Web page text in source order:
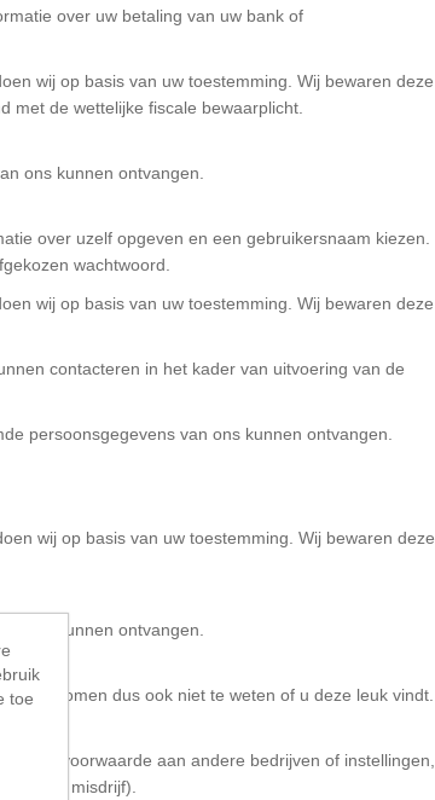
over uw betaling van uw bank of
wij op basis van uw toestemming. Wij bewaren deze
met de wettelijke fiscale bewaarplicht.
ons kunnen ontvangen.
over uzelf opgeven en een gebruikersnaam kiezen.
wachtwoord.
wij op basis van uw toestemming. Wij bewaren deze
contacteren in het kader van uitvoering van de
persoonsgegevens van ons kunnen ontvangen.
wij op basis van uw toestemming. Wij bewaren deze
ons kunnen ontvangen.
we komen dus ook niet te weten of u deze leuk vindt.
geen voorwaarde aan andere bedrijven of instellingen,
een misdrijf).
toe